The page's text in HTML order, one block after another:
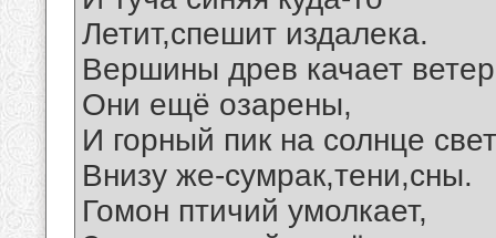
Летит,спешит издалека.
Вершины древ качает
Они ещё озарены,
И горный пик на солнце
Внизу же-сумрак,тени,сны.
Гомон птичий умолкает,